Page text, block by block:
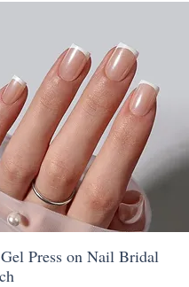
Schnellansicht
Press on Nail Bridal